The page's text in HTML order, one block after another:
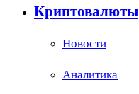
Криптовалюты
Новости
Аналитика